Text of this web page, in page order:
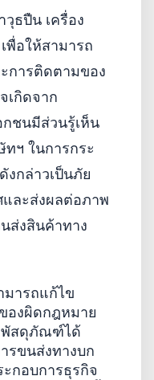
ธปืน เครื่อง
พื่อให้สามารถ
การติดตามของ
เกิดจาก
กชนมีส่วนรู้เห็น
ฯ ในการกระ
งกล่าวเป็นภัย
และส่งผลต่อภาพ
ส่งสินค้าทาง
มารถแก้ไข
องผิดกฎหมาย
พัสดุภัณฑ์ได้
รขนส่งทางบก
ะกอบการธุรกิจ